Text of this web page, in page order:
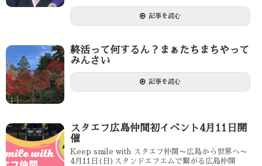
記事を読む
終活って何するん？まぁたちまちやって
みんさい
記事を読む
スタエフ広島仲間初イベント4月11日開
催
Keep smile with スタエフ仲間〜広島から世界へ〜
4月11日(日)スタンドエフエムで繋がる広島仲間